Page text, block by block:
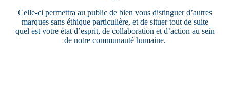
Celle-ci permettra au public de bien vous distinguer d’autres
marques sans éthique particulière, et de situer tout de suite
quel est votre état d’esprit, de collaboration et d’action au sein
de notre communauté humaine.